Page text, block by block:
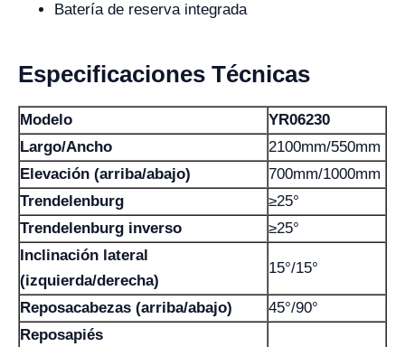
Batería de reserva integrada
Especificaciones Técnicas
Modelo
YR06230
Largo/Ancho
2100mm/550mm
Elevación (arriba/abajo)
700mm/1000mm
Trendelenburg
≥25°
Trendelenburg inverso
≥25°
Inclinación lateral
(izquierda/derecha)
15°/15°
Reposacabezas (arriba/abajo)
45°/90°
Reposapiés